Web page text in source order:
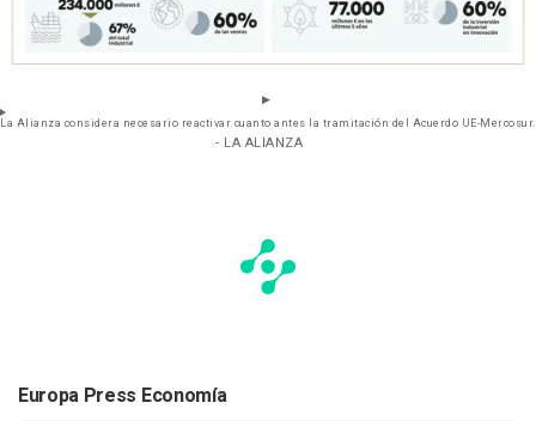
La Alianza considera necesario reactivar cuanto antes la tramitación del Acuerdo UE-Mercosur.
- LA ALIANZA
Europa Press Economía